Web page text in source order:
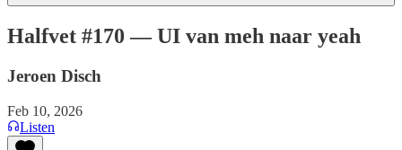
Halfvet #170 ― UI van meh naar yeah
Jeroen Disch
Feb 10, 2026
Listen